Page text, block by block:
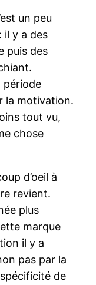
un peu
il y a des
puis des
période
la motivation.
tout vu,
chose
d’oeil à
revient.
plus
marque
il y a
pas par la
de